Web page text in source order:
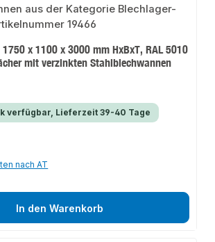
x 1100 x 3000 mm HxBxT, RAL 5010
mit verzinkten Stahlblechwannen
verfügbar, Lieferzeit 39-40 Tage
nach AT
In den Warenkorb